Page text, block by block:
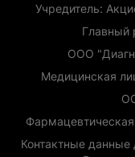
Учредитель:
Главный
ООО
Медицинская
Контактные данные